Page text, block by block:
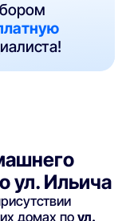
ул. Ильича
домах поул.